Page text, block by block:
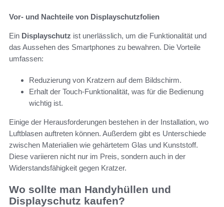
Vor- und Nachteile von Displayschutzfolien
Ein Displayschutz ist unerlässlich, um die Funktionalität und
das Aussehen des Smartphones zu bewahren. Die Vorteile
umfassen:
Reduzierung von Kratzern auf dem Bildschirm.
Erhalt der Touch-Funktionalität, was für die Bedienung
wichtig ist.
Einige der Herausforderungen bestehen in der Installation, wo
Luftblasen auftreten können. Außerdem gibt es Unterschiede
zwischen Materialien wie gehärtetem Glas und Kunststoff.
Diese variieren nicht nur im Preis, sondern auch in der
Widerstandsfähigkeit gegen Kratzer.
Wo sollte man Handyhüllen und
Displayschutz kaufen?